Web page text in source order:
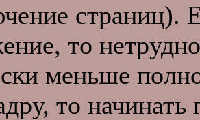
страниц).
то
меньше
то начинать